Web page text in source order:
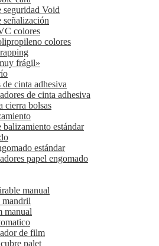
seguridad Void
señalización
colores
colores
frágil»
cinta adhesiva
de cinta adhesiva
cierra bolsas
balizamiento estándar
estándar
papel engomado
manual
manual
de film
palet